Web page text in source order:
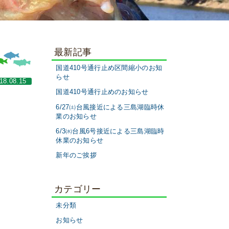
最新記事
国道410号通行止め区間縮小のお知
らせ
国道410号通行止めのお知らせ
6/27㈯台風接近による三島湖臨時休
業のお知らせ
6/3㈬台風6号接近による三島湖臨時
休業のお知らせ
新年のご挨拶
カテゴリー
未分類
お知らせ